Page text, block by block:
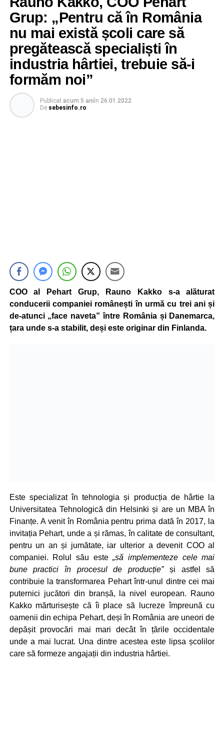
Grup: „Pentru că în România
nu mai există școli care să
pregătească specialiști în
industria hârtiei, trebuie să-i
formăm noi”
Publicat acum 5 aniîn 26.01.2022
De sebesinfo.ro
COO al Pehart Grup, Rauno Kakko s-a alăturat
conducerii companiei românești în urmă cu trei ani și
de-atunci „face naveta” între România și Danemarca,
țara unde s-a stabilit, deși este originar din Finlanda.
Este specializat în tehnologia și producția de hârtie la
Universitatea Tehnologică din Helsinki și are un MBA în
Finanțe. A venit în România pentru prima dată în 2017, la
invitația Pehart, unde a și rămas, în calitate de consultant,
pentru un an și jumătate, iar ulterior a devenit COO al
companiei. Rolul său este„să implementeze cele mai
bune practici în procesul de producție”și astfel să
contribuie la transformarea Pehart într-unul dintre cei mai
puternici jucători din branșă, la nivel european. Rauno
Kakko mărturisește că îi place să lucreze împreună cu
oamenii din echipa Pehart, deși în România are uneori de
depășit provocări mai mari decât în țările occidentale
unde a mai lucrat. Una dintre acestea este lipsa școlilor
care să formeze angajații din industria hârtiei.